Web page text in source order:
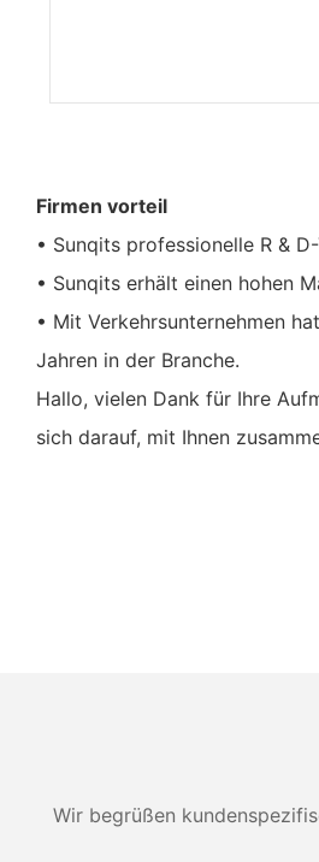
Firmen vorteil
• Sunqits professionelle R &
• Sunqits erhält einen hohen
• Mit Verkehrsunternehmen
Jahren in der Branche.
Hallo, vielen Dank für Ihre
sich darauf, mit Ihnen
Wir begrüßen